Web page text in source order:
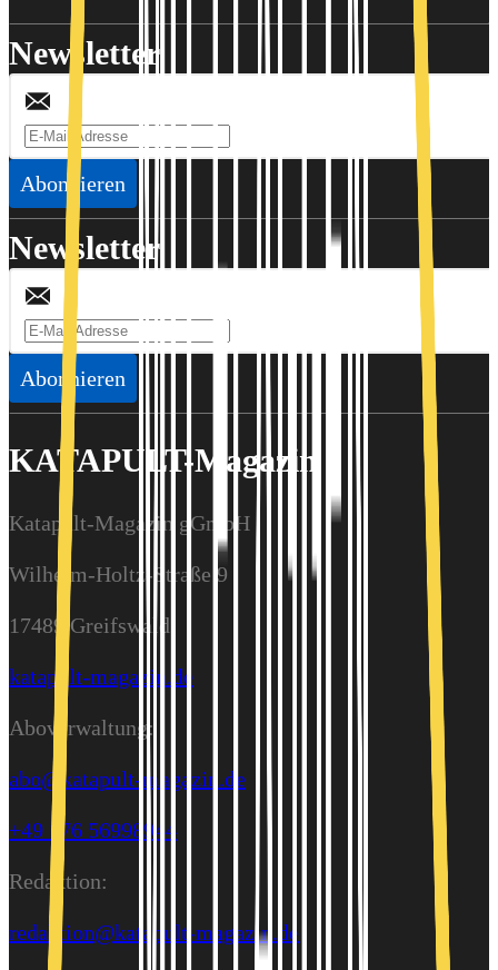
Newsletter
Abonnieren
Newsletter
Abonnieren
KATAPULT-Magazin
Katapult-Magazin gGmbH
Wilhelm-Holtz-Straße 9
17489 Greifswald
katapult-magazin.de
Aboverwaltung:
abo@katapult-magazin.de
+49 176 56998944
Redaktion:
redaktion@katapult-magazin.de